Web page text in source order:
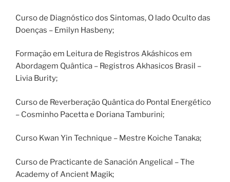
Curso de Diagnóstico dos Sintomas, O lado Oculto das
Doenças – Emilyn Hasbeny;
Formação em Leitura de Registros Akáshicos em
Abordagem Quântica – Registros Akhasicos Brasil –
Livia Burity;
Curso de Reverberação Quântica do Pontal Energético
– Cosminho Pacetta e Doriana Tamburini;
Curso Kwan Yin Technique – Mestre Koiche Tanaka;
Curso de Practicante de Sanación Angelical – The
Academy of Ancient Magik;